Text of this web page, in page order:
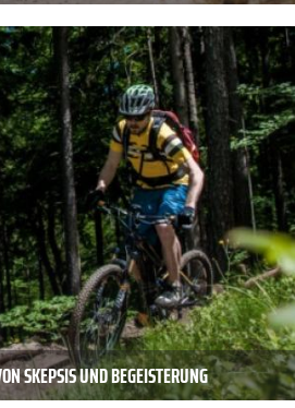
SKEPSIS UND BEGEISTERUNG